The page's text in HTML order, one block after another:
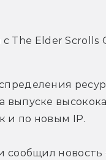
The Elder Scrolls
выпуске
и по новым IP.
сообщил